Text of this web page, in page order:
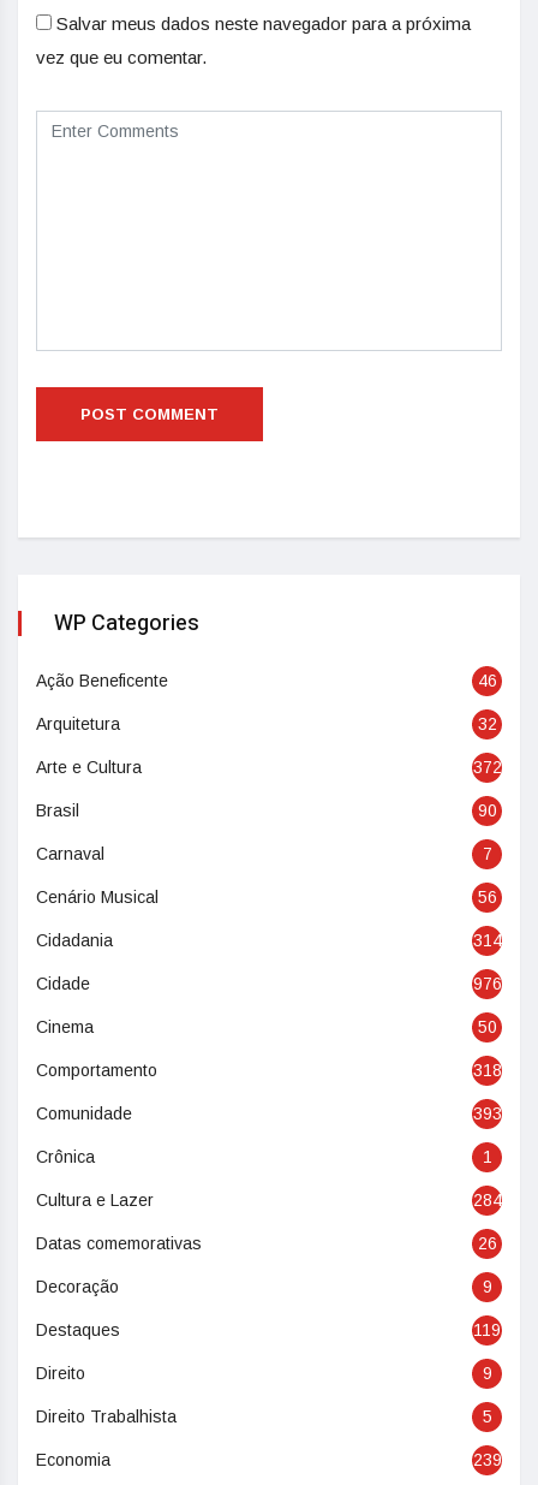
Salvar meus dados neste navegador para a próxima
vez que eu comentar.
WP Categories
Ação Beneficente 46
Arquitetura 32
Arte e Cultura 372
Brasil 90
Carnaval 7
Cenário Musical 56
Cidadania 314
Cidade 976
Cinema 50
Comportamento 318
Comunidade 393
Crônica 1
Cultura e Lazer 284
Datas comemorativas 26
Decoração 9
Destaques 119
Direito 9
Direito Trabalhista 5
Economia 239